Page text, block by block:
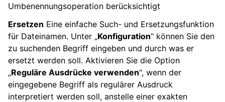
Umbenennungsoperation berücksichtigt
Ersetzen Eine einfache Such- und Ersetzungsfunktion
für Dateinamen. Unter „Konfiguration“ können Sie den
zu suchenden Begriff eingeben und durch was er
ersetzt werden soll. Aktivieren Sie die Option
„Reguläre Ausdrücke verwenden“, wenn der
eingegebene Begriff als regulärer Ausdruck
interpretiert werden soll, anstelle einer exakten